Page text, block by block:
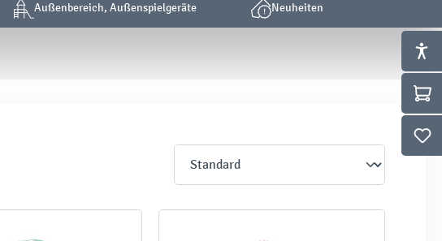
Außenbereich, Außenspielgeräte Neuheiten